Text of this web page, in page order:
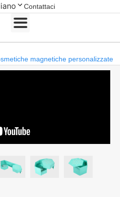
Contattaci
magnetiche personalizzate